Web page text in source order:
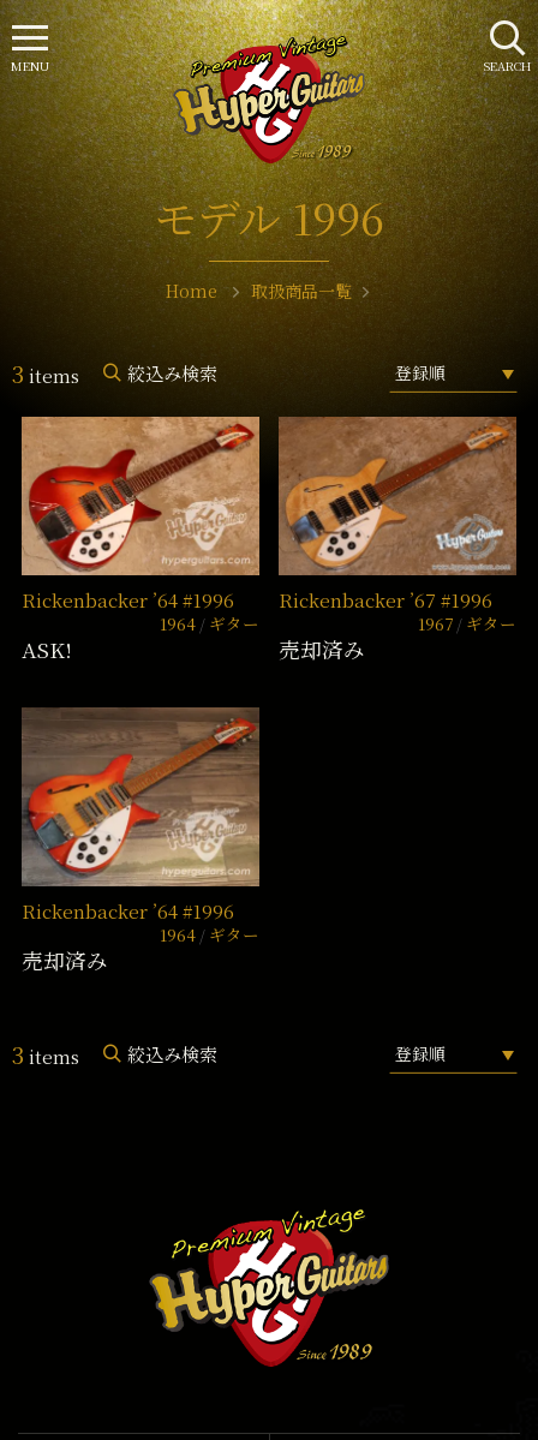
モデル 1996
Home 取扱商品一覧
3 items 絞込み検索
Rickenbacker ’64 #1996
1964 ギター
ASK!
Rickenbacker ’67 #1996
1967 ギター
売却済み
Rickenbacker ’64 #1996
1964 ギター
売却済み
3 items 絞込み検索
SEARCH
MENU